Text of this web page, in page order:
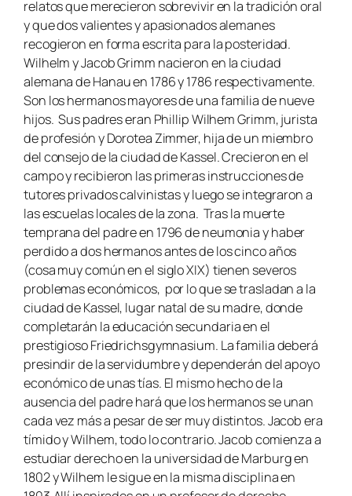
relatos que merecieron sobrevivir en la tradición oral
y que dos valientes y apasionados alemanes
recogieron en forma escrita para la posteridad.
Wilhelm y Jacob Grimm nacieron en la ciudad
alemana de Hanau en 1786 y 1786 respectivamente.
Son los hermanos mayores de una familia de nueve
hijos. Sus padres eran Phillip Wilhem Grimm, jurista
de profesión y Dorotea Zimmer, hija de un miembro
del consejo de la ciudad de Kassel. Crecieron en el
campo y recibieron las primeras instrucciones de
tutores privados calvinistas y luego se integraron a
las escuelas locales de la zona. Tras la muerte
temprana del padre en 1796 de neumonia y haber
perdido a dos hermanos antes de los cinco años
(cosa muy común en el siglo XIX) tienen severos
problemas económicos, por lo que se trasladan a la
ciudad de Kassel, lugar natal de su madre, donde
completarán la educación secundaria en el
prestigioso Friedrichsgymnasium. La familia deberá
presindir de la servidumbre y dependerán del apoyo
económico de unas tías. El mismo hecho de la
ausencia del padre hará que los hermanos se unan
cada vez más a pesar de ser muy distintos. Jacob era
tímido y Wilhem, todo lo contrario. Jacob comienza a
estudiar derecho en la universidad de Marburg en
1802 y Wilhem le sigue en la misma disciplina en